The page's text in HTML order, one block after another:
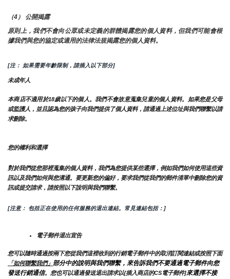
（4） 公開揭露
原則上，我們不會向公眾或未定義的群體揭露您的個人資料，但我們可能會根
據我們與您的協定或適用的法律法規揭露您的個人資料。
[注： 如果需要年齡限制，請插入以下部分]
未成年人
本商店不適用於18歲以下的個人。我們不會故意蒐集兒童的個人資料。如果您是父母
或監護人，並且認為您的孩子向我們提供了個人資料，請通過上述位址與我們聯繫以請
求刪除。
您的權利和選擇
對於我們從您那裡蒐集的個人資料，我們為您提供某些選擇，例如我們如何使用這些資
訊以及我們如何與您溝通。要更新您的偏好，要求我們從我們的郵件清單中刪除您的資
訊或提交請求，請按照以下說明與我們聯繫。
[注意： 包括正在使用的任何服務的退出連結。常見連結包括：]
電子郵件退出宣告
您可以隨時通過按兩下您從我們這裡收到的行銷電子郵件中的取消訂閱連結或按照下面
「如何聯繫我們」 部分中的說明與我們聯繫，來告訴我們不要通過電子郵件向您
發送行銷通信。您也可以通過發送退出請求以{插入商店的CS電子郵件]來選擇不接